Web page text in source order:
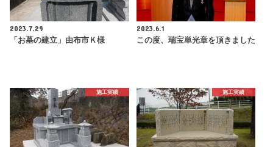
2023.7.29
「お墓の建立」由布市Ｋ様
2023.6.1
この度、瑞宝単光章を頂きました
施工実績 施工実績